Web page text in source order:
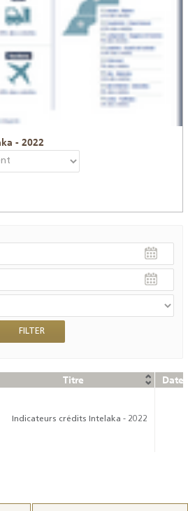
- 2022
Titre Date
Indicateurs crédits Intelaka - 2022